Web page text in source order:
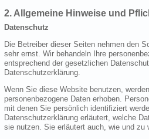
2. Allgemeine Hinweise und
Datenschutz
Die Betreiber dieser Seiten nehmen den
sehr ernst. Wir behandeln Ihre
entsprechend der gesetzlichen
Datenschutzerklärung.
Wenn Sie diese Website benutzen,
personenbezogene Daten erhoben.
mit denen Sie persönlich identifiziert
Datenschutzerklärung erläutert, welche
sie nutzen. Sie erläutert auch, wie und zu